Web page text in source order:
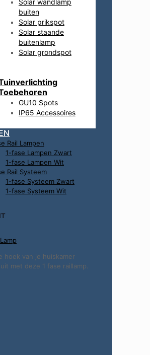
buiten
Solar prikspot
Solar staande
buitenlamp
Solar grondspot
GU10 Spots
IP65 Accessoires
Rail Lampen
1-fase Lampen Zwart
1-fase Lampen Wit
Rail Systeem
1-fase Systeem Zwart
1-fase Systeem Wit
hoek van je huiskamer
met deze 1 fase raillamp.